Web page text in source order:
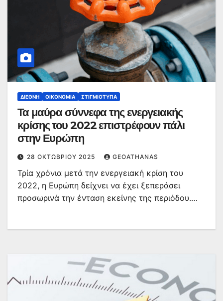
ΔΙΕΘΝΉ ΟΙΚΟΝΟΜΊΑ ΣΤΙΓΜΙΌΤΥΠΑ
Τα μαύρα σύννεφα της ενεργειακής
κρίσης του 2022 επιστρέφουν πάλι
στην Ευρώπη
28 ΟΚΤΩΒΡΊΟΥ 2025 GEOATHANAS
Τρία χρόνια μετά την ενεργειακή κρίση του
2022, η Ευρώπη δείχνει να έχει ξεπεράσει
προσωρινά την ένταση εκείνης της περιόδου.…